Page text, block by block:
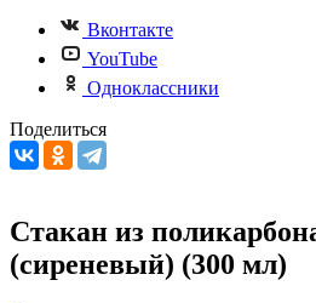
Вконтакте
YouTube
Одноклассники
Поделиться
Стакан из
(сиреневый) (300 мл)